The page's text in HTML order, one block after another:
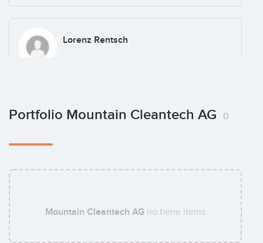
Lorenz Rentsch
Fabian Kälin
Portfolio Mountain Cleantech AG 0
Mountain Cleantech AG no tiene items